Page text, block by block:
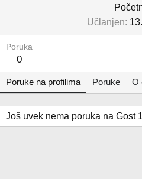
Učlanjen
Poruka
0
Poruke na profilima Poruke O
Još uvek nema poruka na Gost